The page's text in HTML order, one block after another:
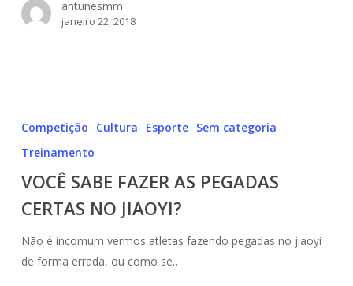
antunesmm
janeiro 22, 2018
AS
PEGADAS
CERTAS
JIAOYI?
Competição Cultura Esporte Sem categoria
Treinamento
VOCÊ SABE FAZER AS PEGADAS
CERTAS NO JIAOYI?
Não é incomum vermos atletas fazendo pegadas no jiaoyi
de forma errada, ou como se…